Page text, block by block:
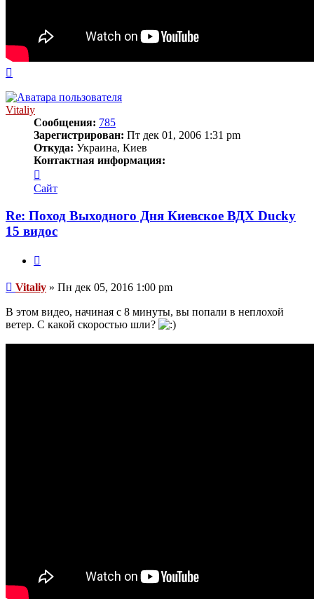
началу
Vitaliy
Сообщения: 785
Зарегистрирован: Пт дек 01, 2006 1:31 pm
Откуда: Украина, Киев
Контактная информация:
информация
пользователя
Сайт
Re: Поход Выходного Дня Киевское ВДХ Ducky
15 видос
Сообщение
Vitaliy » Пн дек 05, 2016 1:00 pm
В этом видео, начиная с 8 минуты, вы попали в неплохой
ветер. С какой скоростью шли?